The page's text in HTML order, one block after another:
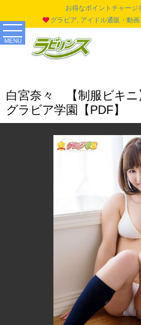
MENU
お得なポイントチャージ
グラビア, アイドル通販・動画
白宮奈々 【制服ビキ
グラビア学園【PDF】